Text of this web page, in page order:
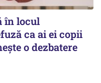
în locul
ca ai ei copii
o dezbatere